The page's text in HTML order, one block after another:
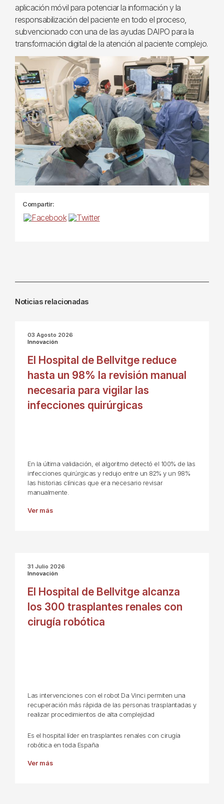
aplicación móvil para potenciar la información y la
responsabilización del paciente en todo el proceso,
subvencionado con una de las ayudas DAIPO para la
transformación digital de la atención al paciente complejo.
Compartir:
Noticias relacionadas
03 Agosto 2026
Innovación
El Hospital de Bellvitge reduce
hasta un 98% la revisión manual
necesaria para vigilar las
infecciones quirúrgicas
En la última validación, el algoritmo detectó el 100% de las
infecciones quirúrgicas y redujo entre un 82% y un 98%
las historias clínicas que era necesario revisar
manualmente.
Ver más
31 Julio 2026
Innovación
El Hospital de Bellvitge alcanza
los 300 trasplantes renales con
cirugía robótica
Las intervenciones con el robot Da Vinci permiten una
recuperación más rápida de las personas trasplantadas y
realizar procedimientos de alta complejidad
Es el hospital líder en trasplantes renales con cirugía
robótica en toda España
Ver más